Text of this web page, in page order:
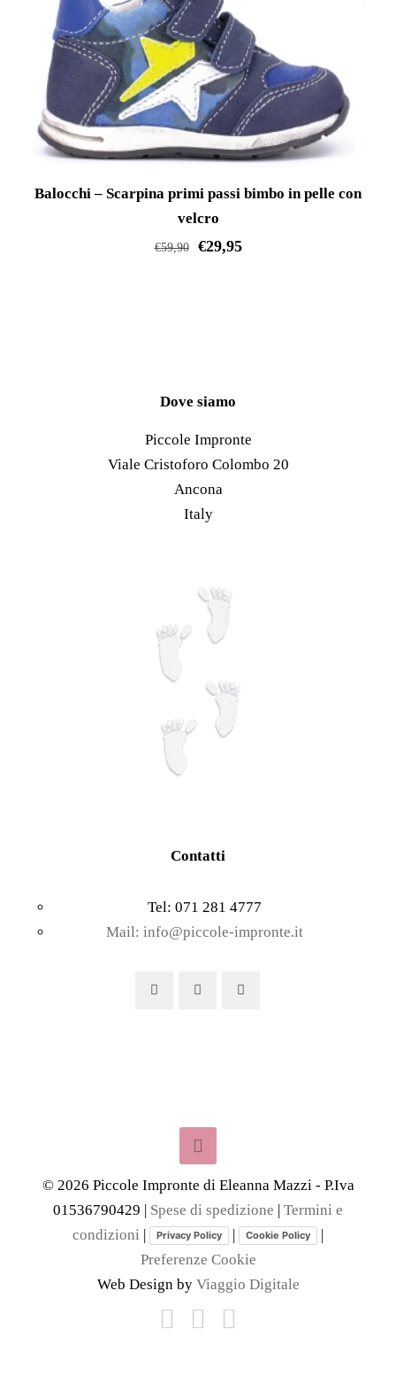
più
varianti.
Le
opzioni
possono
essere
scelte
nella
pagina
del
Balocchi – Scarpina primi passi bimbo in pelle con
velcro
€59,90 €29,95
Le
possono
essere
scelte
nella
prodotto
Dove siamo
Piccole Impronte
Viale Cristoforo Colombo 20
Ancona
Italy
Contatti
Tel: 071 281 4777
Mail: info@piccole-impronte.it
© 2026 Piccole Impronte di Eleanna Mazzi - P.Iva
01536790429 | Spese di spedizione | Termini e
condizioni | Privacy Policy | Cookie Policy
|
Preferenze Cookie
Web Design by Viaggio Digitale